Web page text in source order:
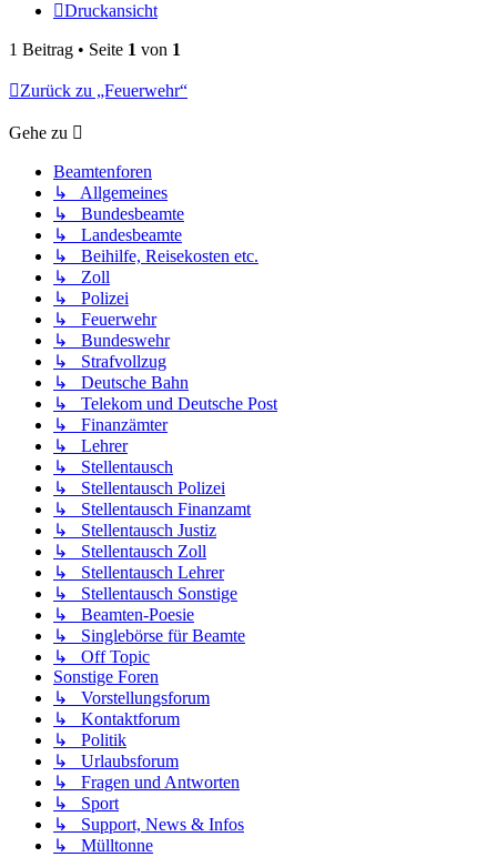
Druckansicht
1 Beitrag • Seite 1 von 1
Zurück zu „Feuerwehr“
Gehe zu
Beamtenforen
↳ Allgemeines
↳ Bundesbeamte
↳ Landesbeamte
↳ Beihilfe, Reisekosten etc.
↳ Zoll
↳ Polizei
↳ Feuerwehr
↳ Bundeswehr
↳ Strafvollzug
↳ Deutsche Bahn
↳ Telekom und Deutsche Post
↳ Finanzämter
↳ Lehrer
↳ Stellentausch
↳ Stellentausch Polizei
↳ Stellentausch Finanzamt
↳ Stellentausch Justiz
↳ Stellentausch Zoll
↳ Stellentausch Lehrer
↳ Stellentausch Sonstige
↳ Beamten-Poesie
↳ Singlebörse für Beamte
↳ Off Topic
Sonstige Foren
↳ Vorstellungsforum
↳ Kontaktforum
↳ Politik
↳ Urlaubsforum
↳ Fragen und Antworten
↳ Sport
↳ Support, News & Infos
↳ Mülltonne